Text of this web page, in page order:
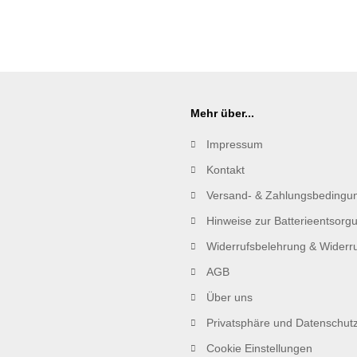
Mehr über...
Impressum
Kontakt
Versand- &
Hinweise zur
Widerrufsbelehrung &
AGB
Über uns
Privatsphäre und Datenschutz
Cookie Einstellungen